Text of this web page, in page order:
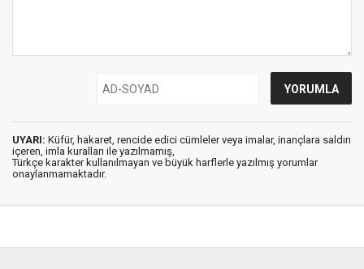
UYARI: Küfür, hakaret, rencide edici cümleler veya imalar, inançlara saldırı
içeren, imla kuralları ile yazılmamış,
Türkçe karakter kullanılmayan ve büyük harflerle yazılmış yorumlar
onaylanmamaktadır.